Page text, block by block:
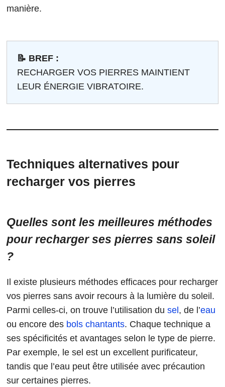
manière.
📝 BREF :
RECHARGER VOS PIERRES MAINTIENT
LEUR ÉNERGIE VIBRATOIRE.
Techniques alternatives pour
recharger vos pierres
Quelles sont les meilleures méthodes
pour recharger ses pierres sans soleil
?
Il existe plusieurs méthodes efficaces pour recharger
vos pierres sans avoir recours à la lumière du soleil.
Parmi celles-ci, on trouve l’utilisation du sel, de l’eau
ou encore des bols chantants. Chaque technique a
ses spécificités et avantages selon le type de pierre.
Par exemple, le sel est un excellent purificateur,
tandis que l’eau peut être utilisée avec précaution
sur certaines pierres.